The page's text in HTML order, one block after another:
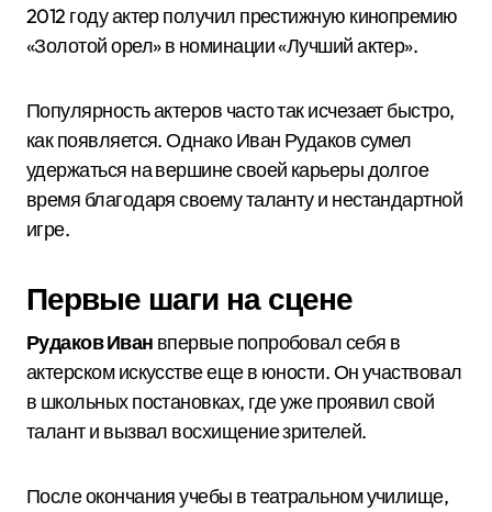
2012 году актер получил престижную кинопремию
«Золотой орел» в номинации «Лучший актер».
Популярность актеров часто так исчезает быстро,
как появляется. Однако Иван Рудаков сумел
удержаться на вершине своей карьеры долгое
время благодаря своему таланту и нестандартной
игре.
Первые шаги на сцене
Рудаков Иван впервые попробовал себя в
актерском искусстве еще в юности. Он участвовал
в школьных постановках, где уже проявил свой
талант и вызвал восхищение зрителей.
После окончания учебы в театральном училище,